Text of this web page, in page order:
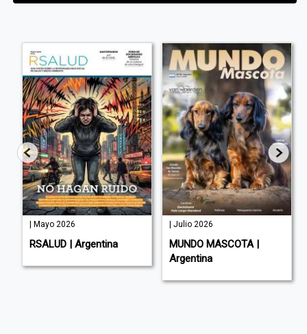
| Mayo 2026
RSALUD | Argentina
| Julio 2026
MUNDO MASCOTA |
Argentina